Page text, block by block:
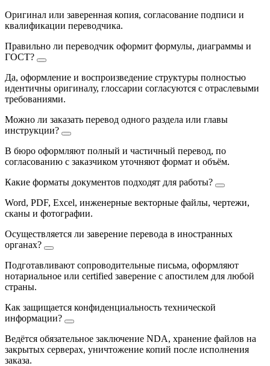
Оригинал или заверенная копия, согласование подписи и
квалификации переводчика.
Правильно ли переводчик оформит формулы, диаграммы и
ГОСТ?
Да, оформление и воспроизведение структуры полностью
идентичны оригиналу, глоссарии согласуются с отраслевыми
требованиями.
Можно ли заказать перевод одного раздела или главы
инструкции?
В бюро оформляют полный и частичный перевод, по
согласованию с заказчиком уточняют формат и объём.
Какие форматы документов подходят для работы?
Word, PDF, Excel, инженерные векторные файлы, чертежи,
сканы и фотографии.
Осуществляется ли заверение перевода в иностранных
органах?
Подготавливают сопроводительные письма, оформляют
нотариальное или certified заверение с апостилем для любой
страны.
Как защищается конфиденциальность технической
информации?
Ведётся обязательное заключение NDA, хранение файлов на
закрытых серверах, уничтожение копий после исполнения
заказа.